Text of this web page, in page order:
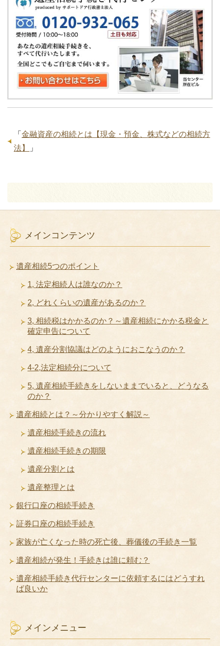
「 金融資産の相続とは【現金・預金、株式などの相続方
法】
」
メインコンテンツ
遺産相続5つのポイント
1, 法定相続人は誰なのか？
2, どれくらいの遺産があるのか？
3, 相続税はかかるのか？～遺産相続にかかる税金と
確定申告について
4, 遺産分割協議はどのようにおこなうのか？
4-2,法定相続分について
5, 遺産相続手続きをしないままでいると、どうなる
のか？
遺産相続とは？～分かりやすく解説～
遺産相続手続きの流れ
遺産相続手続きの期限
遺産分割とは
遺産整理とは
銀行口座の相続手続き
証券口座の相続手続き
家族が亡くなった時の死亡後、葬儀後の手続き一覧
遺産相続が発生！手続きは誰に頼む？
遺産相続手続き代行センターに依頼するにはどうすれ
ば良いか
メインメニュー